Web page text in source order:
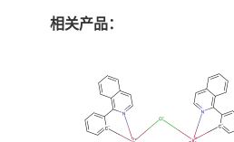
相关产品：